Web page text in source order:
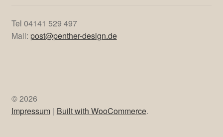
oder nach Vereinbarung
Tel 04141 529 497